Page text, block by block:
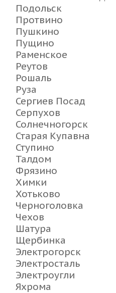
Подольск
Протвино
Пушкино
Пущино
Раменское
Реутов
Рошаль
Руза
Сергиев Посад
Серпухов
Солнечногорск
Старая Купавна
Ступино
Талдом
Фрязино
Химки
Хотьково
Черноголовка
Чехов
Шатура
Щербинка
Электрогорск
Электросталь
Электроугли
Яхрома